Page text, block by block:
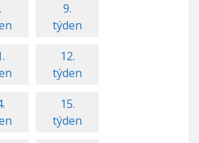
9.
týden
12.
týden
15.
týden